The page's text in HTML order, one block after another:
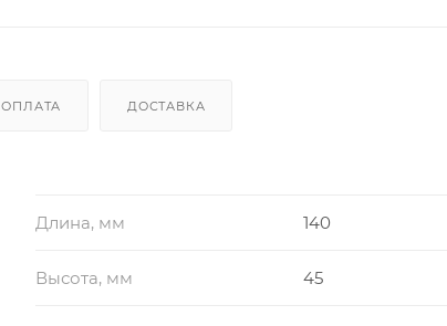
ОПЛАТА ДОСТАВКА
Длина, мм 140
Высота, мм 45